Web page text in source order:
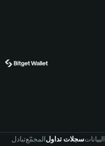
تبادلالمجمّعسجلات تداولالبيانات